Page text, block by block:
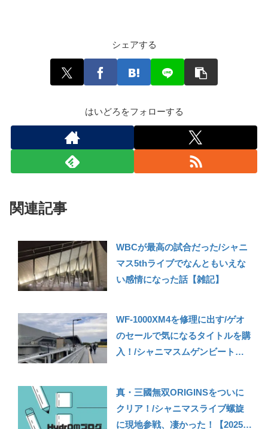
シェアする
はいどろをフォローする
関連記事
WBCが最高の試合だった/シャニ
マス5thライブでなんともいえな
い感情になった話【雑記】
WF-1000XM4を修理に出す/ゲオ
のセールで気になるタイトルを購
入！/シャニマスムゲンビートの
真・三國無双ORIGINSをついに
クリア！/シャニマスライブ螺旋
に現地参戦、凄かった！【2025年